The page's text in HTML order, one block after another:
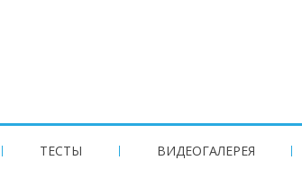
ТЕСТЫ ВИДЕОГАЛЕРЕЯ